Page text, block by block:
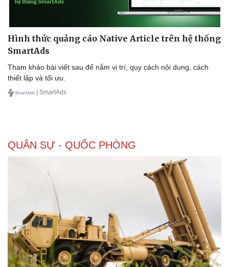
Doanh nghiệp
Thông tin doanh nghiệp
Doanh nghiệp 24h
Công nghệ
Sành điệu
Tin Công nghệ
Hình thức quảng cáo Native Article trên hệ thống
SmartAds
Tham khảo bài viết sau để nắm vị trí, quy cách nội dung, cách
thiết lập và tối ưu.
| SmartAds
QUÂN SỰ - QUỐC PHÒNG